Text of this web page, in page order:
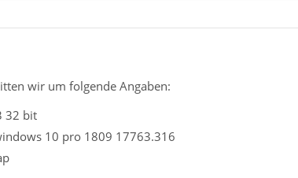
wir um folgende Angaben:
32 bit
10 pro 1809 17763.316